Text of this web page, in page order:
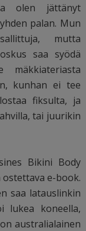
olen jättänyt
palan. Mun
mutta
saa syödä
kunhan ei tee
fiksulta, ja
tai juurikin
Bikini Body
e-book.
saa latauslinkin
lukea koneella,
on australialainen